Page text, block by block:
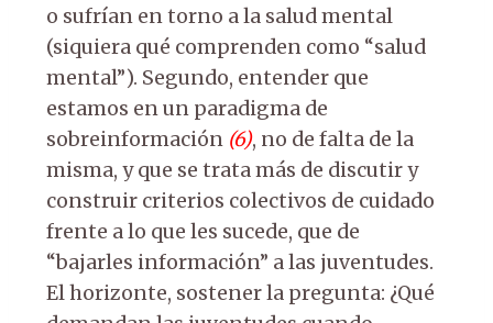
o sufrían en torno a la salud mental
(siquiera qué comprenden como “salud
mental”). Segundo, entender que
estamos en un paradigma de
sobreinformación (6), no de falta de la
misma, y que se trata más de discutir y
construir criterios colectivos de cuidado
frente a lo que les sucede, que de
“bajarles información” a las juventudes.
El horizonte, sostener la pregunta: ¿Qué